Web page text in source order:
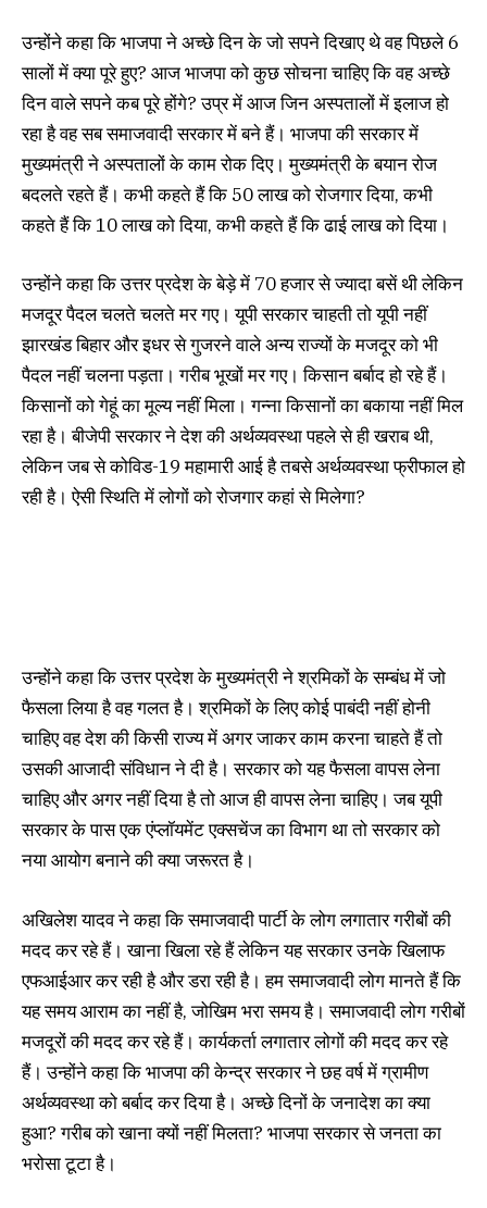
उन्होंने कहा कि भाजपा ने अच्छे दिन के जो सपने दिखाए थे वह पिछले 6
सालों में क्या पूरे हुए? आज भाजपा को कुछ सोचना चाहिए कि वह अच्छे
दिन वाले सपने कब पूरे होंगे? उप्र में आज जिन अस्पतालों में इलाज हो
रहा है वह सब समाजवादी सरकार में बने हैं। भाजपा की सरकार में
मुख्यमंत्री ने अस्पतालों के काम रोक दिए। मुख्यमंत्री के बयान रोज
बदलते रहते हैं। कभी कहते हैं कि 50 लाख को रोजगार दिया, कभी
कहते हैं कि 10 लाख को दिया, कभी कहते हैं कि ढाई लाख को दिया।
उन्होंने कहा कि उत्तर प्रदेश के बेड़े में 70 हजार से ज्यादा बसें थी लेकिन
मजदूर पैदल चलते चलते मर गए। यूपी सरकार चाहती तो यूपी नहीं
झारखंड बिहार और इधर से गुजरने वाले अन्य राज्यों के मजदूर को भी
पैदल नहीं चलना पड़ता। गरीब भूखों मर गए। किसान बर्बाद हो रहे हैं।
किसानों को गेहूं का मूल्य नहीं मिला। गन्ना किसानों का बकाया नहीं मिल
रहा है। बीजेपी सरकार ने देश की अर्थव्यवस्था पहले से ही खराब थी,
लेकिन जब से कोविड-19 महामारी आई है तबसे अर्थव्यवस्था फ्रीफाल हो
रही है। ऐसी स्थिति में लोगों को रोजगार कहां से मिलेगा?
उन्होंने कहा कि उत्तर प्रदेश के मुख्यमंत्री ने श्रमिकों के सम्बंध में जो
फैसला लिया है वह गलत है। श्रमिकों के लिए कोई पाबंदी नहीं होनी
चाहिए वह देश की किसी राज्य में अगर जाकर काम करना चाहते हैं तो
उसकी आजादी संविधान ने दी है। सरकार को यह फैसला वापस लेना
चाहिए और अगर नहीं दिया है तो आज ही वापस लेना चाहिए। जब यूपी
सरकार के पास एक एंप्लॉयमेंट एक्सचेंज का विभाग था तो सरकार को
नया आयोग बनाने की क्या जरूरत है।
अखिलेश यादव ने कहा कि समाजवादी पार्टी के लोग लगातार गरीबों की
मदद कर रहे हैं। खाना खिला रहे हैं लेकिन यह सरकार उनके खिलाफ
एफआईआर कर रही है और डरा रही है। हम समाजवादी लोग मानते हैं कि
यह समय आराम का नहीं है, जोखिम भरा समय है। समाजवादी लोग गरीबों
मजदूरों की मदद कर रहे हैं। कार्यकर्ता लगातार लोगों की मदद कर रहे
हैं। उन्होंने कहा कि भाजपा की केन्द्र सरकार ने छह वर्ष में ग्रामीण
अर्थव्यवस्था को बर्बाद कर दिया है। अच्छे दिनों के जनादेश का क्या
हुआ? गरीब को खाना क्यों नहीं मिलता? भाजपा सरकार से जनता का
भरोसा टूटा है।